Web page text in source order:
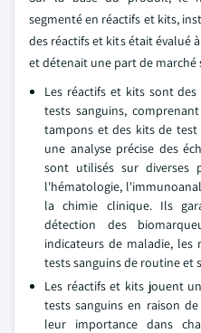
segmenté en réactifs et kits,
des réactifs et kits était évalué
et détenait une part de marché
Les réactifs et kits sont
tests sanguins,
tampons et des kits de
une analyse précise des
sont utilisés sur diverses
l'hématologie,
la chimie clinique. Ils
détection des
indicateurs de maladie, les
tests sanguins de routine et
Les réactifs et kits jouent
tests sanguins en raison
leur importance dans